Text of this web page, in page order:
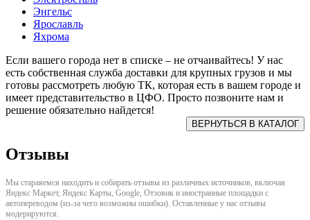
Энгельс
Ярославль
Яхрома
Если вашего города нет в списке – не отчаивайтесь! У нас
есть собственная служба доставки для крупных грузов и мы
готовы рассмотреть любую ТК, которая есть в вашем городе и
имеет представительство в ЦФО. Просто позвоните нам и
решение обязательно найдется!
Отзывы
Мы стараяемся находить и собирать отзывы из различных источников, включая
Яндекс Маркет, Яндекс Карты, Google, Отзовик и иностранные площадки с
автопереводом (из-за чего возможны ошибки). Оставленные у нас отзывы
модерируются.